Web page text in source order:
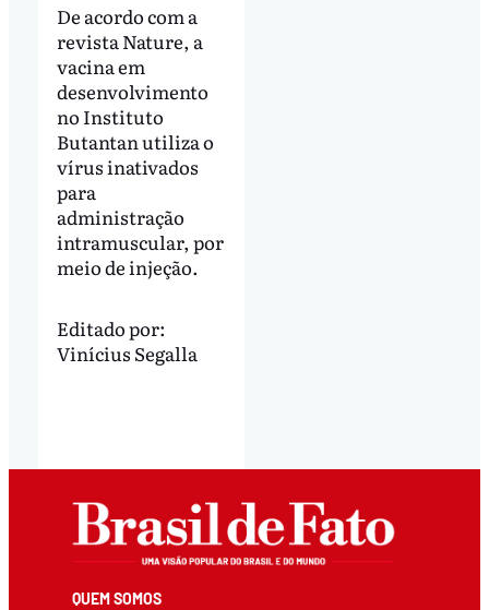
De acordo com a
revista Nature, a
vacina em
desenvolvimento
no Instituto
Butantan utiliza o
vírus inativados
para
administração
intramuscular, por
meio de injeção.
Editado por:
Vinícius Segalla
QUEM SOMOS